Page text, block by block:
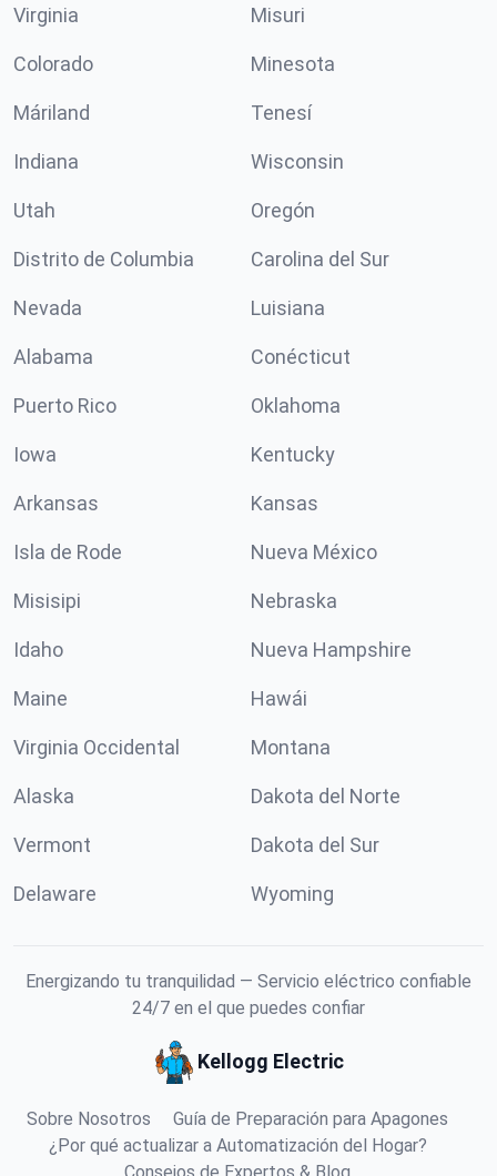
Virginia Misuri
Colorado Minesota
Máriland Tenesí
Indiana Wisconsin
Utah Oregón
Distrito de Columbia Carolina del Sur
Nevada Luisiana
Alabama Conécticut
Puerto Rico Oklahoma
Iowa Kentucky
Arkansas Kansas
Isla de Rode Nueva México
Misisipi Nebraska
Idaho Nueva Hampshire
Maine Hawái
Virginia Occidental Montana
Alaska Dakota del Norte
Vermont Dakota del Sur
Delaware Wyoming
Energizando tu tranquilidad — Servicio eléctrico confiable
24/7 en el que puedes confiar
Kellogg Electric
Sobre Nosotros
Guía de Preparación para Apagones
¿Por qué actualizar a Automatización del Hogar?